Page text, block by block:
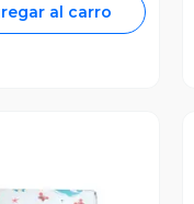
al carro